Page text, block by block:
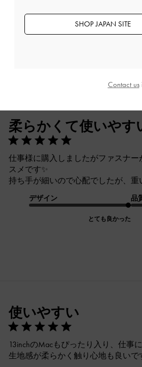
デザイン
とても良かった
品
柔らかくて使いやす
仕事様に購入しましたがファスナ
スメです✨
持ち手が細いので心配でしたが、重
デザイン
とても良かった
品
使いやすい
13inchのMacもぴったり入り、仕事
生地感が柔らかく触り心地も良いで
SHOP JAPAN SITE
Contact us